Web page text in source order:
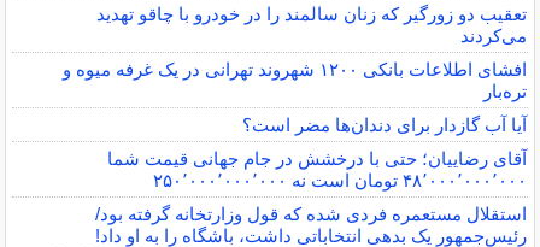
تعقیب دو زورگیر که زنان سالمند را در خودرو با چاقو تهدید
می‌کردند
افشای اطلاعات بانکی ۱۲۰۰ شهروند تهرانی در یک غرفه میوه و
تره‌بار
آیا آب گازدار برای دندان‌ها مضر است؟
آقای رضاییان؛ حتی با درخشش در جام جهانی قیمت شما
۴۸٬۰۰۰٬۰۰۰٬۰۰۰ تومان است نه ۲۵۰٬۰۰۰٬۰۰۰٬۰۰۰
استقلال مستعمره فردی شده که قول وزارتخانه گرفته بود/
رئیس‌جمهور یک بدهی انتخاباتی داشت، باشگاه را به او داد!